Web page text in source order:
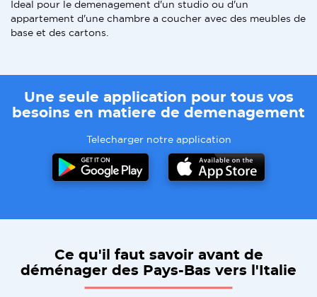
Ideal pour le demenagement d'un studio ou d'un
appartement d'une chambre a coucher avec des meubles de
base et des cartons.
Une seule application pour tous vos
besoins en matiere de demenagement
Telecharger notre application
Ce qu'il faut savoir avant de
déménager des Pays-Bas vers l'Italie